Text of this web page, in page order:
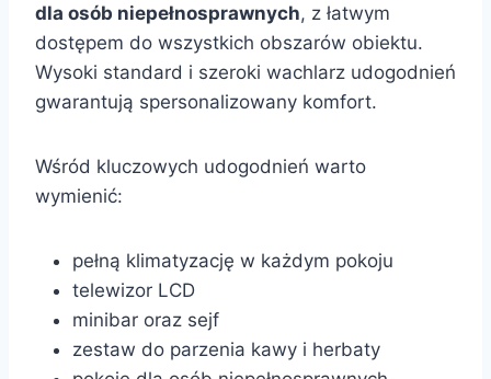
dla osób niepełnosprawnych, z łatwym
dostępem do wszystkich obszarów obiektu.
Wysoki standard i szeroki wachlarz udogodnień
gwarantują spersonalizowany komfort.
Wśród kluczowych udogodnień warto
wymienić:
pełną klimatyzację w każdym pokoju
telewizor LCD
minibar oraz sejf
zestaw do parzenia kawy i herbaty